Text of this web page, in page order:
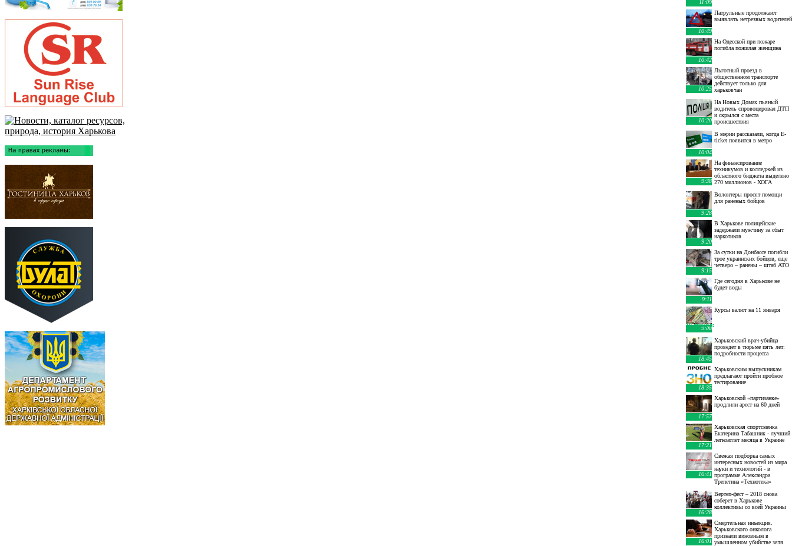
11:09
10:49
Патрульные продолжают
выявлять нетрезвых водителей
10:42
На Одесской при пожаре
погибла пожилая женщина
10:25
Льготный проезд в
общественном транспорте
действует только для
харьковчан
10:20
На Новых Домах пьяный
водитель спровоцировал ДТП
и скрылся с места
происшествия
10:04
В мэрии рассказали, когда E-
ticket появится в метро
9:38
На финансирование
техникумов и колледжей из
областного бюджета выделено
270 миллионов - ХОГА
9:28
Волонтеры просят помощи
для раненых бойцов
9:20
В Харькове полицейские
задержали мужчину за сбыт
наркотиков
9:15
За сутки на Донбассе погибли
трое украинских бойцов, еще
четверо – ранены – штаб АТО
9:11
Где сегодня в Харькове не
будет воды
9:08
Курсы валют на 11 января
10 января:
18:45
Харьковский врач-убийца
проведет в тюрьме пять лет:
подробности процесса
18:35
Харьковским выпускникам
предлагают пройти пробное
тестирование
17:57
Харьковской «партизанке»
продлили арест на 60 дней
17:21
Харьковская спортсменка
Екатерина Табашник - лучший
легкоатлет месяца в Украине
16:41
Свежая подборка самых
интересных новостей из мира
науки и технологий - в
программе Александра
Трепетина «Технотека»
16:28
Вертеп-фест – 2018 снова
соберет в Харькове
коллективы со всей Украины
16:01
Смертельная инъекция.
Харьковского онколога
признали виновным в
умышленном убийстве зятя